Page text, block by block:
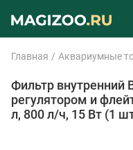
Главная Аквариумные
Фильтр внутренний
регулятором и
л, 800 л/ч, 15 Вт (1